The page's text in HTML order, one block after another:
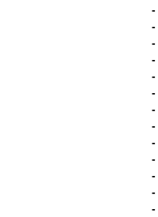
-
-
-
-
-
-
-
-
-
-
-
-
-